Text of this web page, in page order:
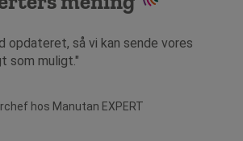
opdateret, så vi kan sende vores
som muligt."
hos Manutan EXPERT